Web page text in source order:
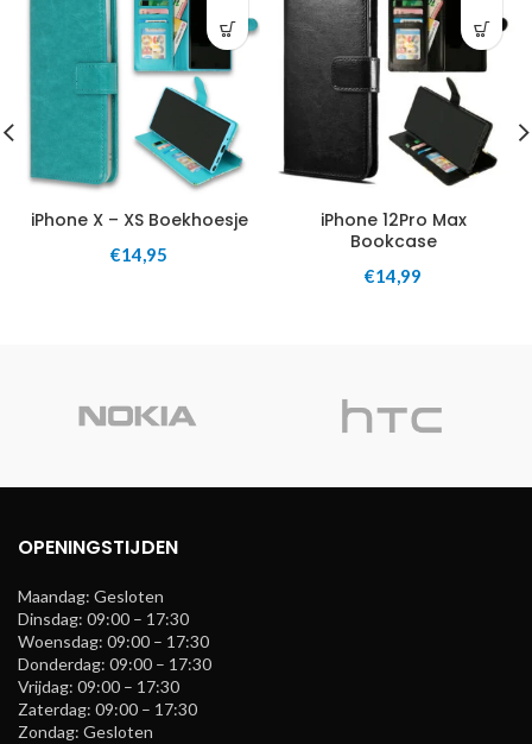
iPhone X – XS Boekhoesje
€14,95
iPhone 12Pro Max
Bookcase
€14,99
OPENINGSTIJDEN
Maandag: Gesloten
Dinsdag: 09:00 – 17:30
Woensdag: 09:00 – 17:30
Donderdag: 09:00 – 17:30
Vrijdag: 09:00 – 17:30
Zaterdag: 09:00 – 17:30
Zondag: Gesloten